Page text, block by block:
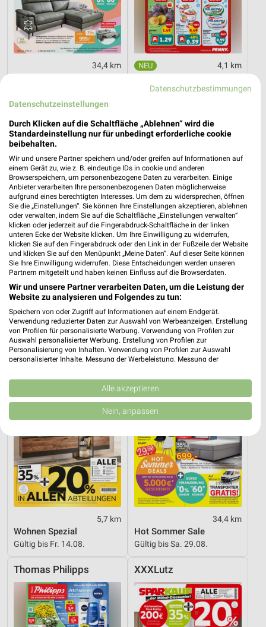
34,4 km 4,1 km
Gültig ab Mo. 10.08.
2,9 km
Mo-Mi Angebote ab 10.08.
Gültig ab Mo. 10.08.
5,7 km
Gültig bis Fr. 14.08.
XXXLutz
5,7 km
Wohnen Spezial
Gültig bis Fr. 14.08.
Opti Wohnwelt
34,4 km
Hot Sommer Sale
Gültig bis Sa. 29.08.
Thomas Philipps XXXLutz
Datenschutzbestimmungen
Datenschutzeinstellungen
Durch Klicken auf die Schaltfläche „Ablehnen“ wird die
Standardeinstellung nur für unbedingt erforderliche cookie
beibehalten.
Wir und unsere Partner speichern und/oder greifen auf Informationen auf
einem Gerät zu, wie z. B. eindeutige IDs in cookie und anderen
Browserspeichern, um personenbezogene Daten zu verarbeiten. Einige
Anbieter verarbeiten Ihre personenbezogenen Daten möglicherweise
aufgrund eines berechtigten Interesses. Um dem zu widersprechen, öffnen
Sie die „Einstellungen“. Sie können Ihre Einstellungen akzeptieren, ablehnen
oder verwalten, indem Sie auf die Schaltfläche „Einstellungen verwalten“
klicken oder jederzeit auf die Fingerabdruck-Schaltfläche in der linken
unteren Ecke der Website klicken. Um Ihre Einwilligung zu widerrufen,
klicken Sie auf den Fingerabdruck oder den Link in der Fußzeile der Website
und klicken Sie auf den Menüpunkt „Meine Daten“. Auf dieser Seite können
Sie Ihre Einwilligung widerrufen. Diese Entscheidungen werden unseren
Partnern mitgeteilt und haben keinen Einfluss auf die Browserdaten.
Wir und unsere Partner verarbeiten Daten, um die Leistung der
Website zu analysieren und Folgendes zu tun:
Speichern von oder Zugriff auf Informationen auf einem Endgerät.
Verwendung reduzierter Daten zur Auswahl von Werbeanzeigen. Erstellung
von Profilen für personalisierte Werbung. Verwendung von Profilen zur
Auswahl personalisierter Werbung. Erstellung von Profilen zur
Personalisierung von Inhalten. Verwendung von Profilen zur Auswahl
personalisierter Inhalte. Messung der Werbeleistung. Messung der
Kombinationen von Daten aus verschiedenen Quellen. Entwicklung und
Verbesserung der Angebote. Verwendung reduzierter Daten zur Auswahl
von Inhalten.
Daten können außerhalb der Europäischen Union weitergegeben und in die
USA gesendet werden.
Website/App.
Partnerliste anzeigen (1 IAB-Anbieter)
Wir nutzen Ihre Daten für folgende Zwecke:
IAB-Verarbeitungszwecke:
Speichern von oder Zugriff auf Informationen
Verwendung reduzierter Daten zur Auswahl von
Werbeanzeigen
Erstellung von Profilen für personalisierte
Werbung
Verwendung von Profilen zur Auswahl
personalisierter Werbung
Alle akzeptieren
Nein, anpassen